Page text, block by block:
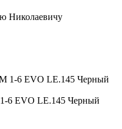
Николаевичу
6 EVO LE.145 Черный